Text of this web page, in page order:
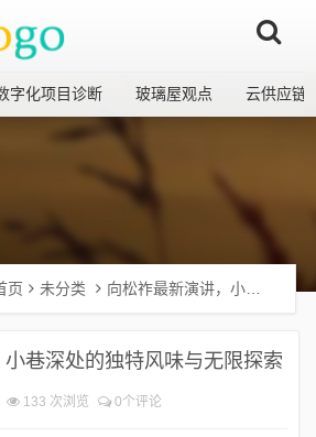
字化项目诊断 玻璃屋观点 云供应链
页 未分类 向松祚最新演讲，小巷深处的独特风味与无限探索
巷深处的独特风味与无限探索
133 次浏览 0个评论